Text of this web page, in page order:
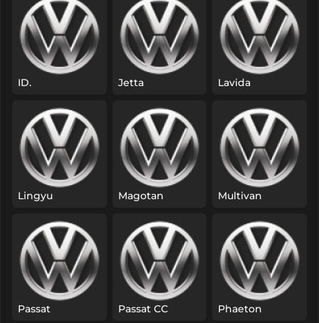
ID. Jetta Lavida
Lingyu Magotan Multivan
Passat Passat CC Phaeton